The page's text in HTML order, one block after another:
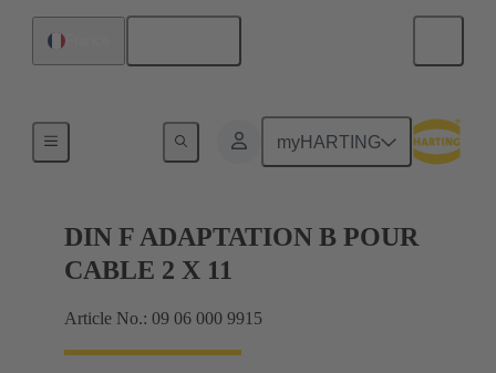
myHARTING
DIN F ADAPTATION B POUR
CABLE 2 X 11
Article No.: 09 06 000 9915